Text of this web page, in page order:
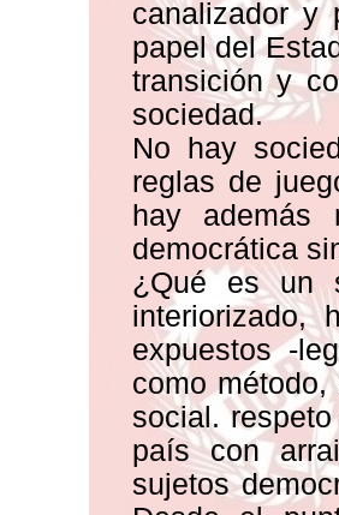
canalizador y
papel del
transición y
sociedad.
No hay
reglas de
hay además
democrática
¿Qué es un
interiorizado,
expuestos -
como
social.
país con
sujetos